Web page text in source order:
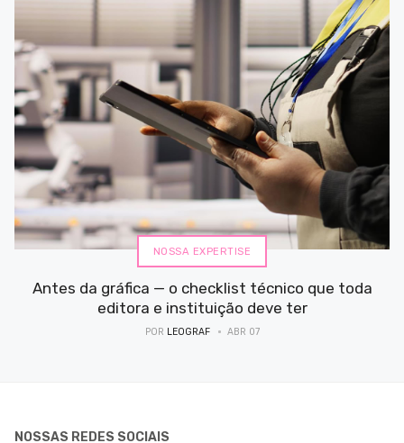
NOSSA EXPERTISE
Antes da gráfica — o checklist técnico que toda
editora e instituição deve ter
POR LEOGRAF ABR 07
NOSSAS REDES SOCIAIS